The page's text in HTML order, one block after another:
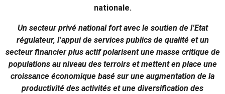
nationale.
Un secteur privé national fort avec le soutien de l’Etat
régulateur, l’appui de services publics de qualité et un
secteur financier plus actif polarisent une masse critique de
populations au niveau des terroirs et mettent en place une
croissance économique basé sur une augmentation de la
productivité des activités et une diversification des